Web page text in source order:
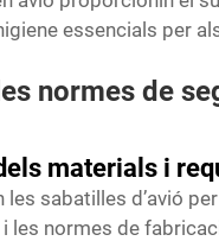
essencials per
normes de
materials i
les sabatilles d’avió
les normes de